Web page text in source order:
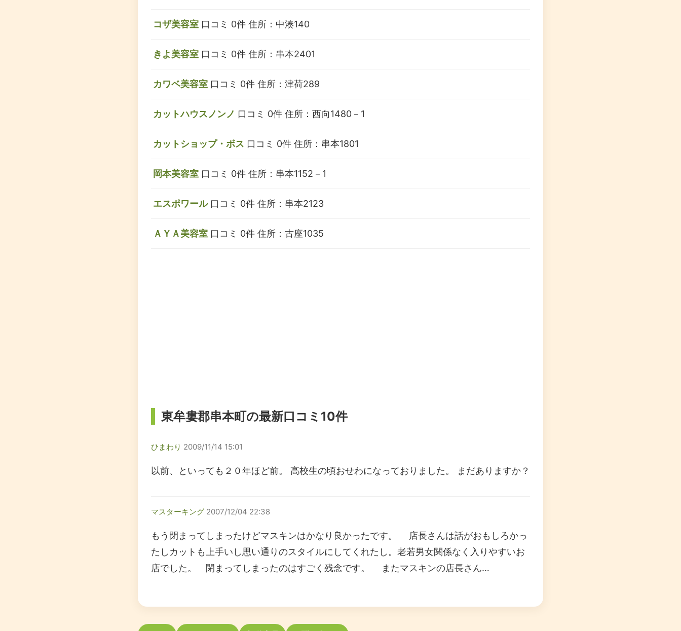
コザ美容室 口コミ 0件 住所：中湊140
きよ美容室 口コミ 0件 住所：串本2401
カワベ美容室 口コミ 0件 住所：津荷289
カットハウスノンノ 口コミ 0件 住所：西向1480－1
カットショップ・ボス 口コミ 0件 住所：串本1801
岡本美容室 口コミ 0件 住所：串本1152－1
エスポワール 口コミ 0件 住所：串本2123
ＡＹＡ美容室 口コミ 0件 住所：古座1035
東牟婁郡串本町の最新口コミ10件
ひまわり 2009/11/14 15:01
以前、といっても２０年ほど前。 高校生の頃おせわになっておりました。 まだありますか？
マスターキング 2007/12/04 22:38
もう閉まってしまったけどマスキンはかなり良かったです。 店長さんは話がおもしろかっ
たしカットも上手いし思い通りのスタイルにしてくれたし。老若男女関係なく入りやすいお
店でした。 閉まってしまったのはすごく残念です。 またマスキンの店長さん…